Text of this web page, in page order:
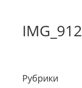
Рубрики